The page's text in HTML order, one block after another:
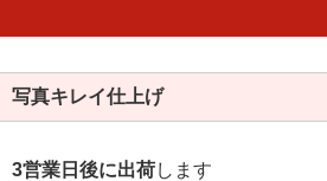
写真キレイ仕上げ
3営業日後に出荷します